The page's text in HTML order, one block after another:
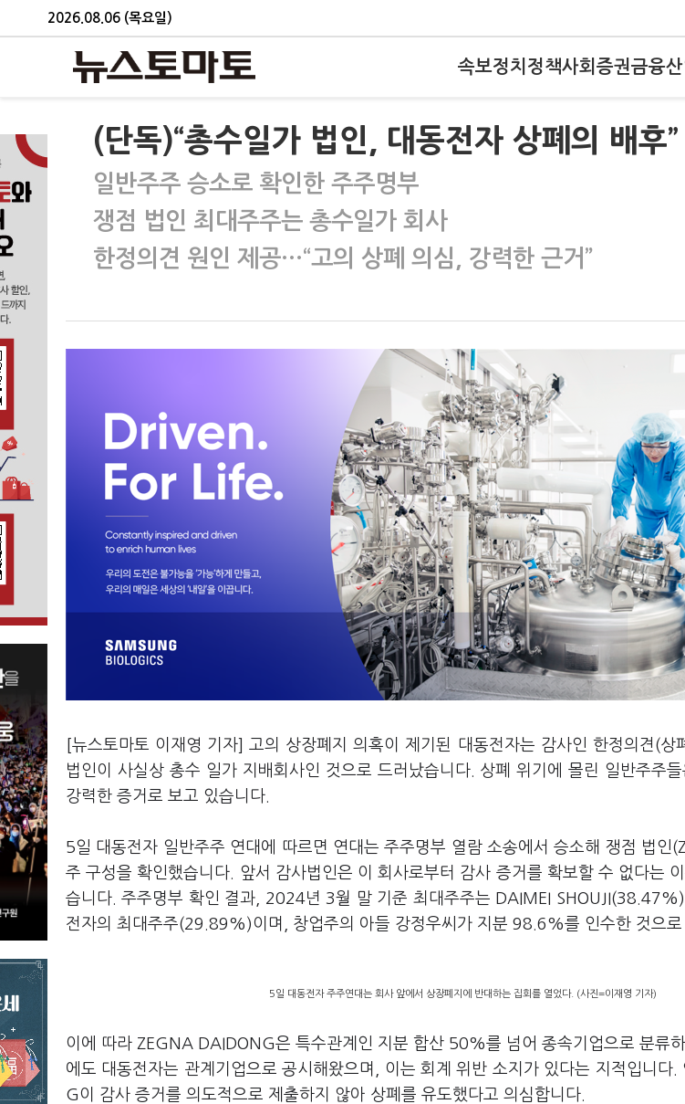
2026.08.06 (목요일)
속보정치 정책사회 증권금융
(단독)“총수일가 법인, 대동전자 상폐의 배후”
일반주주 승소로 확인한 주주명부
쟁점 법인 최대주주는 총수일가 회사
한정의견 원인 제공…“고의 상폐 의심, 강력한 근거”
[뉴스토마토 이재영 기자] 고의 상장폐지 의혹이 제기된 대동전자는 감사인 한정의견(상
법인이 사실상 총수 일가 지배회사인 것으로 드러났습니다. 상폐 위기에 몰린 일반주주
강력한 증거로 보고 있습니다.
5일 대동전자 일반주주 연대에 따르면 연대는 주주명부 열람 소송에서 승소해 쟁점 법
주 구성을 확인했습니다. 앞서 감사법인은 이 회사로부터 감사 증거를 확보할 수 없다는
습니다. 주주명부 확인 결과, 2024년 3월 말 기준 최대주주는 DAIMEI
전자의 최대주주(29.89%)이며, 창업주의 아들 강정우씨가 지분 98.6%를 인수한 것으로
5일 대동전자 주주연대는 회사 앞에서 상장폐지에 반대하는 집회를 열었다. (사진=이재영 기자)
이에 따라 ZEGNA DAIDONG은 특수관계인 지분 합산 50%를 넘어 종속기업으로 분류
에도 대동전자는 관계기업으로 공시해왔으며, 이는 회계 위반 소지가 있다는 지적입니다
G이 감사 증거를 의도적으로 제출하지 않아 상폐를 유도했다고 의심합니다.